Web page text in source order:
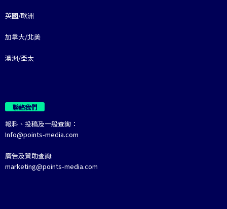
英國/歐洲
加拿大/北美
澳洲/亞太
聯絡我們
報料、投稿及一般查詢：
Info@points-media.com
廣告及贊助查詢:
marketing@points-media.com